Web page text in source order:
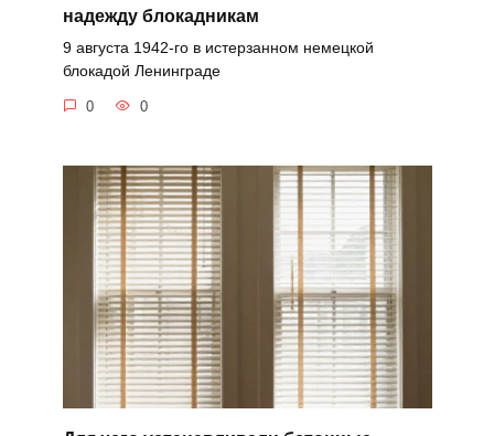
надежду блокадникам
9 августа 1942-го в истерзанном немецкой
блокадой Ленинграде
0 0